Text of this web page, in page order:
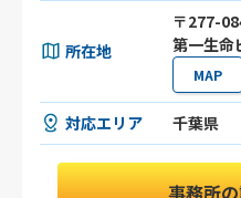
所在地
〒277-
第一生命
MAP
対応エリア 千葉県
事務所